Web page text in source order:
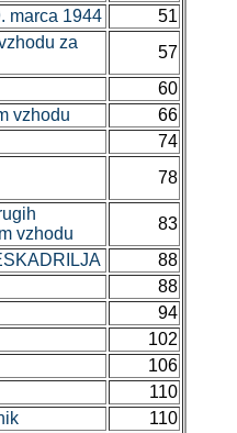
marca 1944
51
za
57
60
vzhodu
66
74
78
vzhodu
83
88
88
94
102
106
110
110